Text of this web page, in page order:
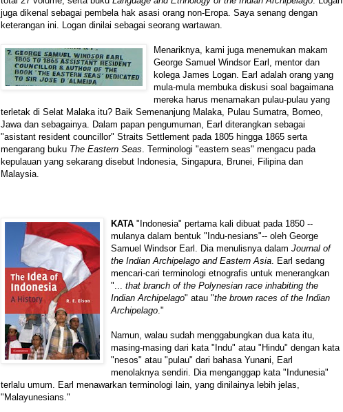
juga dikenal sebagai pembela hak asasi orang non-Eropa. Saya senang dengan
keterangan ini. Logan dinilai sebagai seorang wartawan.
Menariknya, kami juga menemukan makam
George Samuel Windsor Earl, mentor dan
kolega James Logan. Earl adalah orang yang
mula-mula membuka diskusi soal bagaimana
mereka harus menamakan pulau-pulau yang
terletak di Selat Malaka itu? Baik Semenanjung Malaka, Pulau Sumatra, Borneo,
Jawa dan sebagainya. Dalam papan pengumuman, Earl diterangkan sebagai
"asistant resident councillor" Straits Settlement pada 1805 hingga 1865 serta
mengarang buku The Eastern Seas. Terminologi "eastern seas" mengacu pada
kepulauan yang sekarang disebut Indonesia, Singapura, Brunei, Filipina dan
Malaysia.
KATA "Indonesia" pertama kali dibuat pada 1850 --
mulanya dalam bentuk "Indu-nesians"-- oleh George
Samuel Windsor Earl. Dia menulisnya dalam Journal of
the Indian Archipelago and Eastern Asia. Earl sedang
mencari-cari terminologi etnografis untuk menerangkan
"... that branch of the Polynesian race inhabiting the
Indian Archipelago" atau "the brown races of the Indian
Archipelago."
Namun, walau sudah menggabungkan dua kata itu,
masing-masing dari kata "Indu" atau "Hindu" dengan kata
"nesos" atau "pulau" dari bahasa Yunani, Earl
menolaknya sendiri. Dia menganggap kata "Indunesia"
terlalu umum. Earl menawarkan terminologi lain, yang dinilainya lebih jelas,
"Malayunesians."